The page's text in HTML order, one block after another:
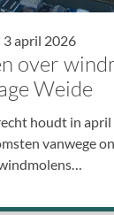
3 april 2026
over
Weide
houdt in
vanwege